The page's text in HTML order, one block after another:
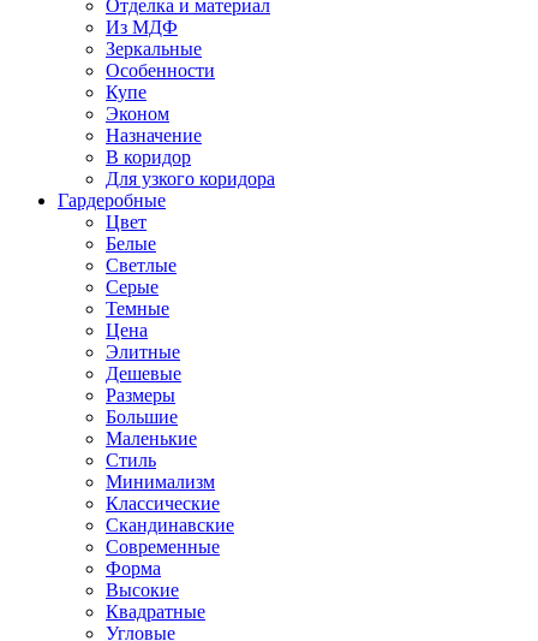
Отделка и материал
Из МДФ
Зеркальные
Особенности
Купе
Эконом
Назначение
В коридор
Для узкого коридора
Гардеробные
Цвет
Белые
Светлые
Серые
Темные
Цена
Элитные
Дешевые
Размеры
Большие
Маленькие
Стиль
Минимализм
Классические
Скандинавские
Современные
Форма
Высокие
Квадратные
Угловые